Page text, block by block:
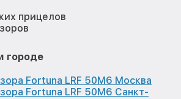
прицелов
городе
Fortuna LRF 50M6 Москва
Fortuna LRF 50M6 Санкт-